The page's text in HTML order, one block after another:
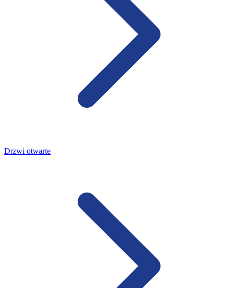
Drzwi otwarte